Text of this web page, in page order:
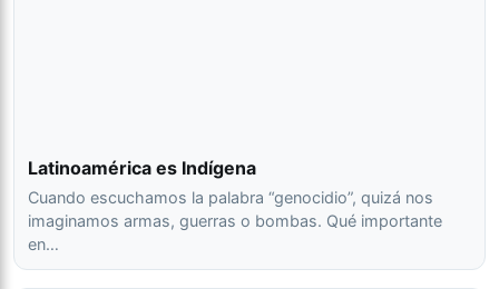
Latinoamérica es Indígena
Cuando escuchamos la palabra “genocidio”, quizá nos
imaginamos armas, guerras o bombas. Qué importante
en…